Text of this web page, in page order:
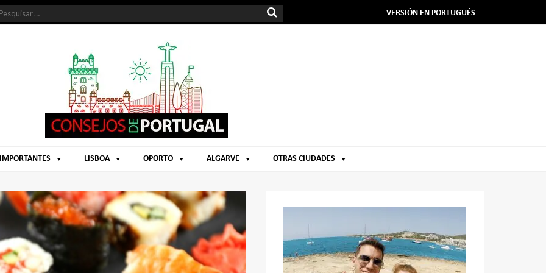
VERSIÓN EN PORTUGUÉS
LISBOA OPORTO ALGARVE OTRAS CIUDADES